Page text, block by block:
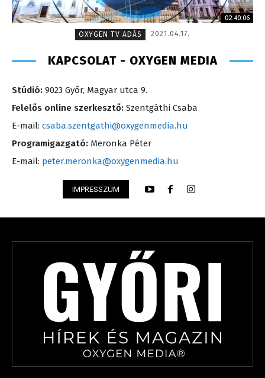
02:40:06
OXYGEN TV ADÁS
2021.04.17.
KAPCSOLAT - OXYGEN MEDIA
Stúdió: 9023 Győr, Magyar utca 9.
Felelős online szerkesztő: Szentgáthi Csaba
E-mail: csaba.szentgathi@oxygenmedia.hu
Programigazgató: Meronka Péter
E-mail: peter.meronka@oxygenmedia.hu
IMPRESSZUM